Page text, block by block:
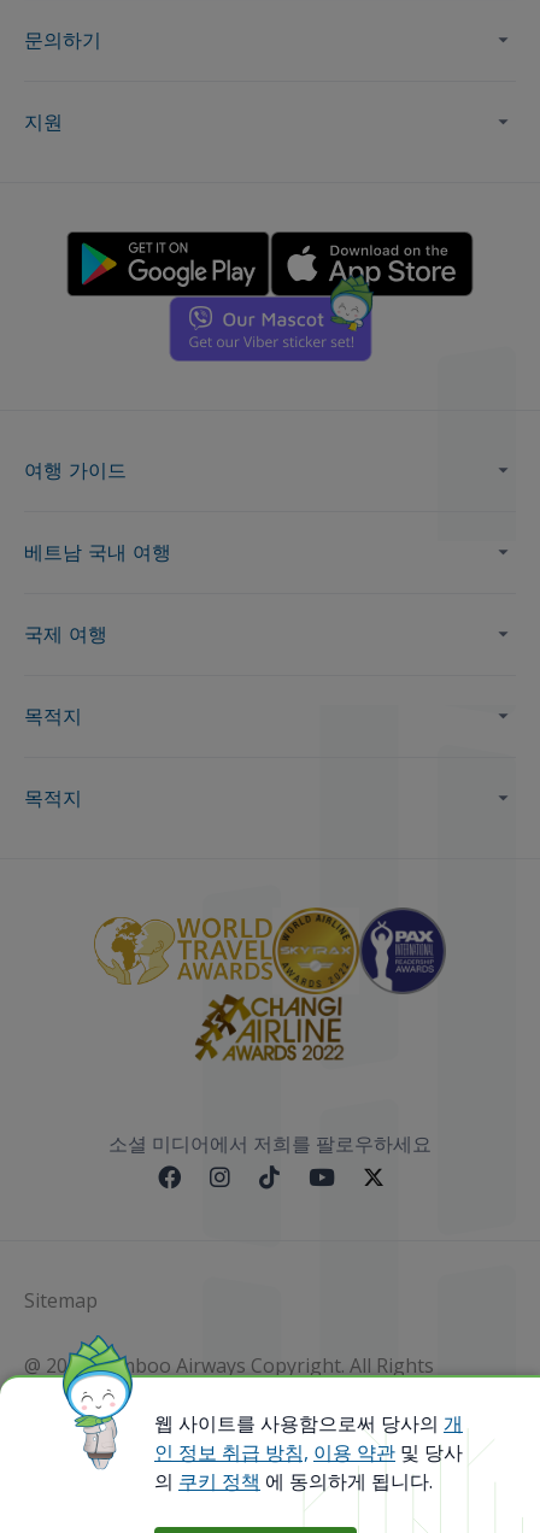
문의하기
지원
여행 가이드
베트남 국내 여행
국제 여행
목적지
목적지
소셜 미디어에서 저희를 팔로우하세요
Sitemap
@ 2023 Bamboo Airways Copyright. All Rights
Reserved.
Business Registration Code: 010786737
웹 사이트를 사용함으로써 당사의 개
인 정보 취급 방침, 이용 약관 및 당사
의 쿠키 정책 에 동의하게 됩니다.